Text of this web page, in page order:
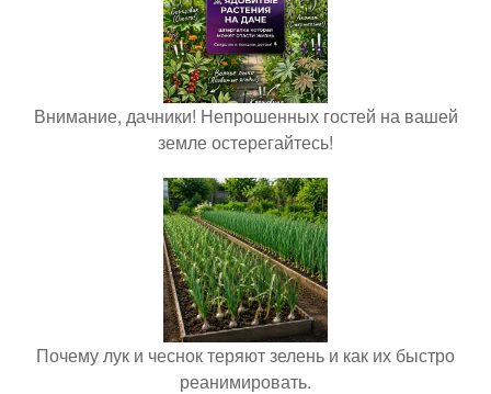
Внимание, дачники! Непрошенных гостей на вашей
земле остерегайтесь!
Почему лук и чеснок теряют зелень и как их быстро
реанимировать.